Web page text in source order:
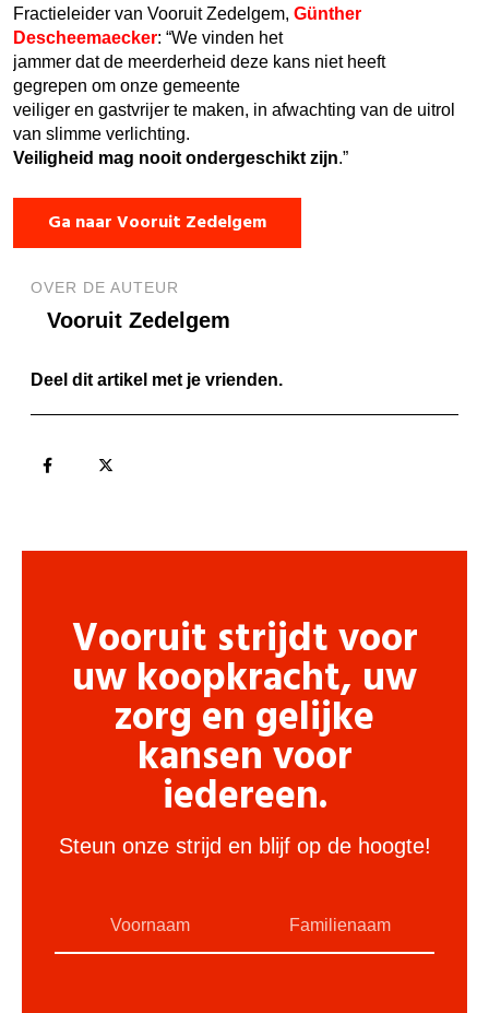
Fractieleider van Vooruit Zedelgem, Günther
Descheemaecker: “We vinden het
jammer dat de meerderheid deze kans niet heeft
gegrepen om onze gemeente
veiliger en gastvrijer te maken, in afwachting van de uitrol
van slimme verlichting.
Veiligheid mag nooit ondergeschikt zijn.”
Ga naar Vooruit Zedelgem
OVER DE AUTEUR
Vooruit Zedelgem
Deel dit artikel met je vrienden.
Vooruit strijdt voor
uw koopkracht, uw
zorg en gelijke
kansen voor
iedereen.
Steun onze strijd en blijf op de hoogte!